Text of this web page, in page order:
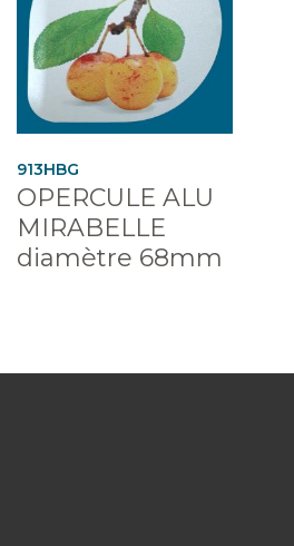
913HBG
OPERCULE ALU
MIRABELLE
diamètre 68mm